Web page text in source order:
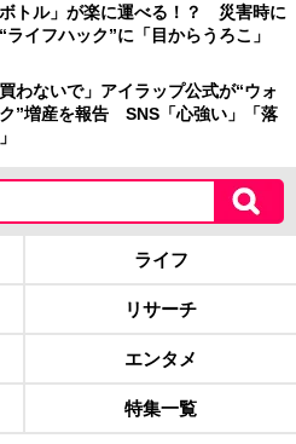
トル」が楽に運べる！？ 災害時に
イフハック”に「目からうろこ」
わないで」アイラップ公式が“ウォ
”増産を報告 SNS「心強い」「落
ライフ
リサーチ
エンタメ
特集一覧